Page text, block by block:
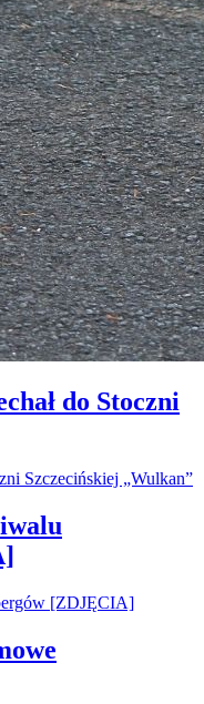
do Stoczni